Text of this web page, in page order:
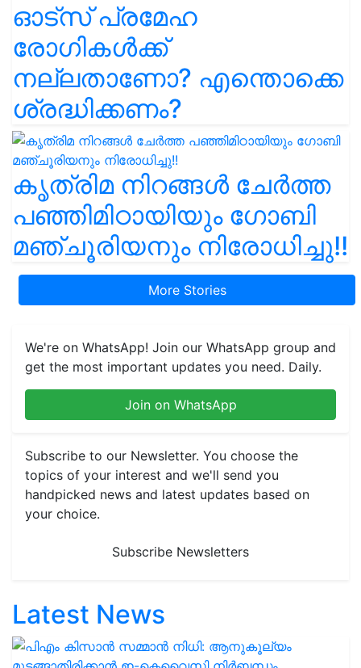
ഓട്സ് പ്രമേഹ
രോഗികൾക്ക്
നല്ലതാണോ? എന്തൊക്കെ
ശ്രദ്ധിക്കണം?
കൃത്രിമ നിറങ്ങൾ ചേർത്ത
പഞ്ഞിമിഠായിയും ഗോബി
മഞ്ചൂരിയനും നിരോധിച്ചു!!
More Stories
We're on WhatsApp! Join our WhatsApp group and
get the most important updates you need. Daily.
Join on WhatsApp
Subscribe to our Newsletter. You choose the
topics of your interest and we'll send you
handpicked news and latest updates based on
your choice.
Subscribe Newsletters
Latest News